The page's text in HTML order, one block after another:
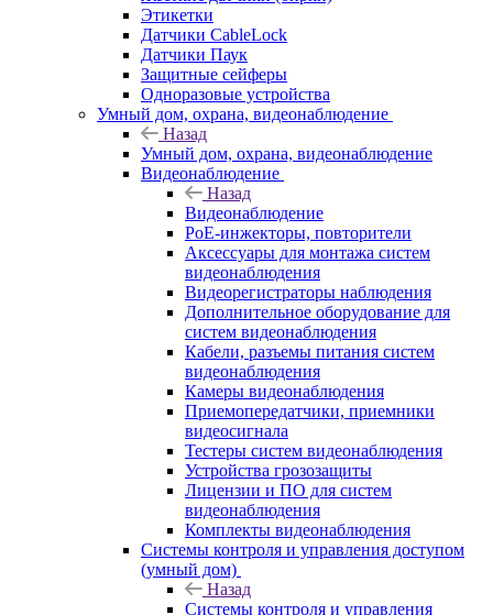
Этикетки
Датчики CableLock
Датчики Паук
Защитные сейферы
Одноразовые устройства
Умный дом, охрана, видеонаблюдение
Назад
Умный дом, охрана, видеонаблюдение
Видеонаблюдение
Назад
Видеонаблюдение
PoE-инжекторы, повторители
Аксессуары для монтажа систем
видеонаблюдения
Видеорегистраторы наблюдения
Дополнительное оборудование для
систем видеонаблюдения
Кабели, разъемы питания систем
видеонаблюдения
Камеры видеонаблюдения
Приемопередатчики, приемники
видеосигнала
Тестеры систем видеонаблюдения
Устройства грозозащиты
Лицензии и ПО для систем
видеонаблюдения
Комплекты видеонаблюдения
Системы контроля и управления доступом
(умный дом)
Назад
Системы контроля и управления